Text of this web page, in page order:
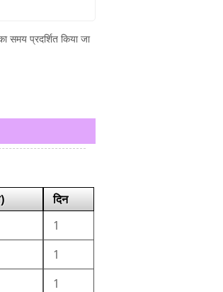
समय प्रदर्शित किया जा
दिन
1
1
1